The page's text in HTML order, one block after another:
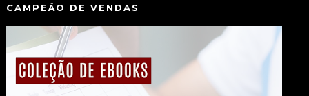
CAMPEÃO DE VENDAS